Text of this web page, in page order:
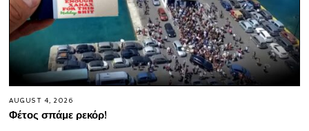
AUGUST 4, 2026
Φέτος σπάμε ρεκόρ!